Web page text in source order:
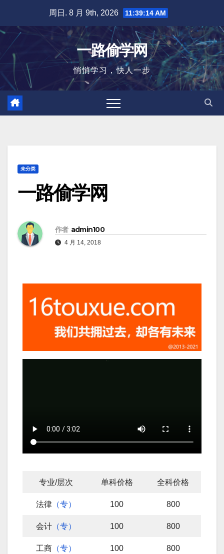
内
容
周日. 8 月 9th, 2026 11:39:14 AM
一路偷学网
悄悄学习，快人一步
未分类
一路偷学网
作者 admin100
4 月 14, 2018
专业/层次 单科价格 全科价格
法律（专） 100 800
会计（专） 100 800
工商（专） 100 800